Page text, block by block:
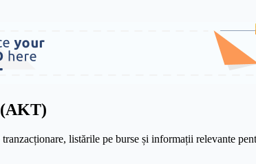
listările pe burse și informații relevante